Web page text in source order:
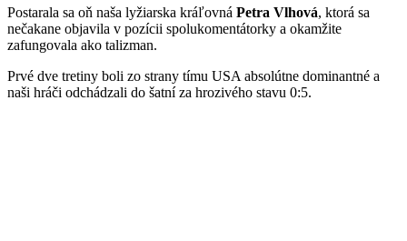
Postarala sa oň naša lyžiarska kráľovná Petra Vlhová, ktorá sa
nečakane objavila v pozícii spolukomentátorky a okamžite
zafungovala ako talizman.
Prvé dve tretiny boli zo strany tímu USA absolútne dominantné a
naši hráči odchádzali do šatní za hrozivého stavu 0:5.